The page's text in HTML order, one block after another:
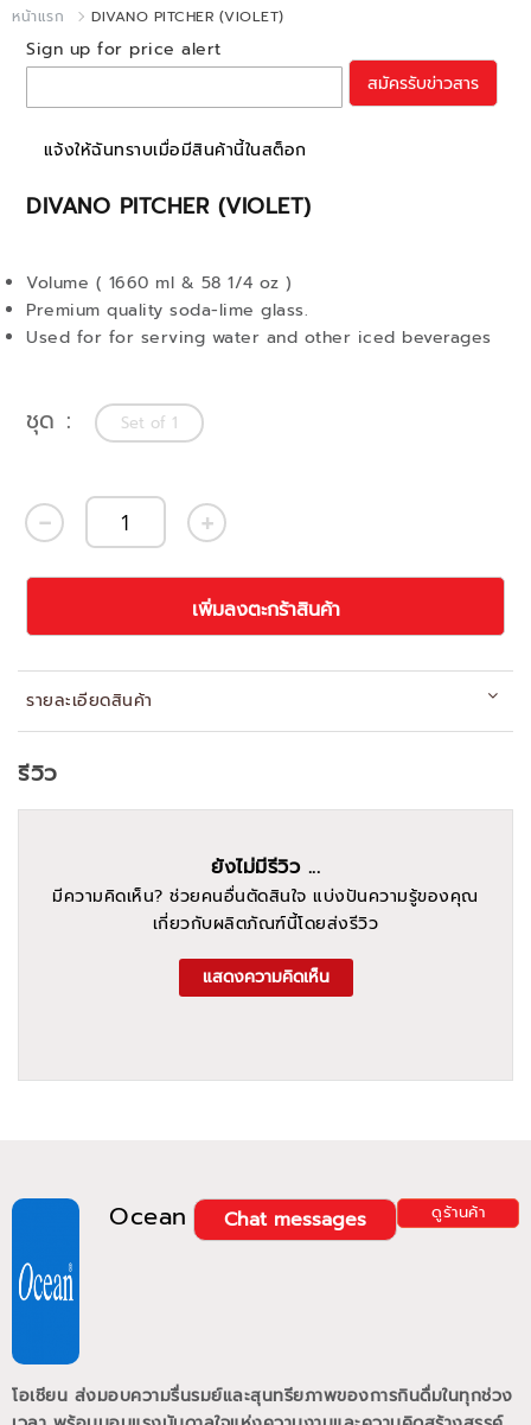
หน้าแรก DIVANO PITCHER (VIOLET)
DIVANO PITCHER (VIOLET)
Volume ( 1660 ml & 58 1/4 oz )
Premium quality soda-lime glass.
Used for for serving water and other iced beverages
Sign up for price alert
สมัครรับข่าวสาร
แจ้งให้ฉันทราบเมื่อมีสินค้านี้ในสต็อก
ชุด Set of 1
เพิ่มลงตะกร้าสินค้า
รายละเอียดสินค้า
Ocean ดูร้านค้า
Chat messages
โอเชียน ส่งมอบความรื่นรมย์และสุนทรียภาพของการกินดื่มในทุกช่วง
รีวิว
ยังไม่มีรีวิว ...
มีความคิดเห็น? ช่วยคนอื่นตัดสินใจ แบ่งปันความรู้ของคุณ
เกี่ยวกับผลิตภัณฑ์นี้โดยส่งรีวิว
แสดงความคิดเห็น